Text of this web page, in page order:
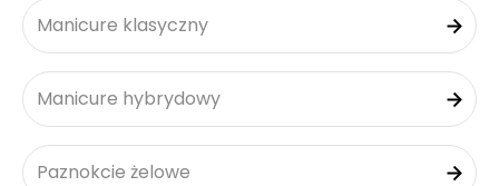
Manicure klasyczny
Manicure hybrydowy
Paznokcie żelowe